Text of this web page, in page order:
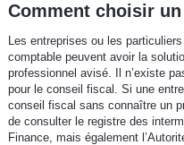
Comment choisir
Les entreprises ou les
comptable peuvent avoir la
professionnel avisé. Il n’existe
pour le conseil fiscal. Si une
conseil fiscal sans connaître un
de consulter le registre des
Finance, mais également